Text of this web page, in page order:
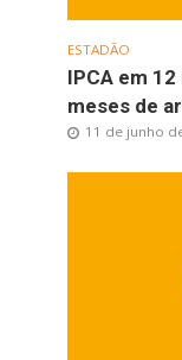
ESTADÃO
IPCA em
meses de
11 de junho